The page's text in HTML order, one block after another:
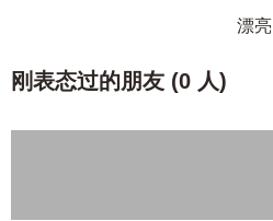
漂亮
刚表态过的朋友 (0 人)